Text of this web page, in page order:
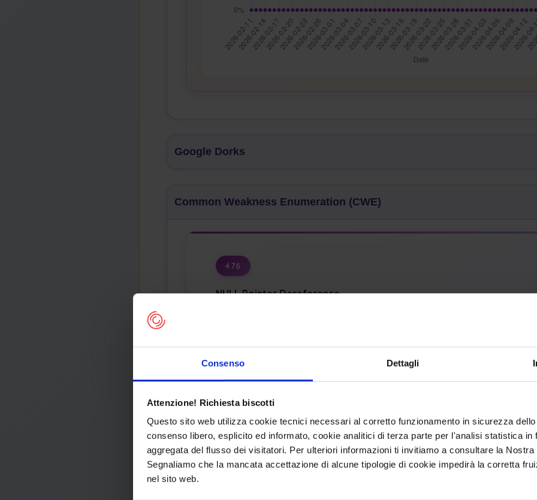
Consenso Dettagli
Attenzione! Richiesta biscotti
Questo sito web utilizza cookie tecnici necessari al corretto funzionamento in sicurezza
consenso libero, esplicito ed informato, cookie analitici di terza parte per l'analisi statistica in
aggregata del flusso dei visitatori. Per ulteriori informazioni ti invitiamo a consultare la Nostra
Segnaliamo che la mancata accettazione di alcune tipologie di cookie impedirà la corretta
nel sito web.
Google Dorks
Common Weakness Enumeration (CWE)
476
NULL Pointer Dereference
Common Consequences
Security Scopes Affected:
Availability Integrity Confidentiality